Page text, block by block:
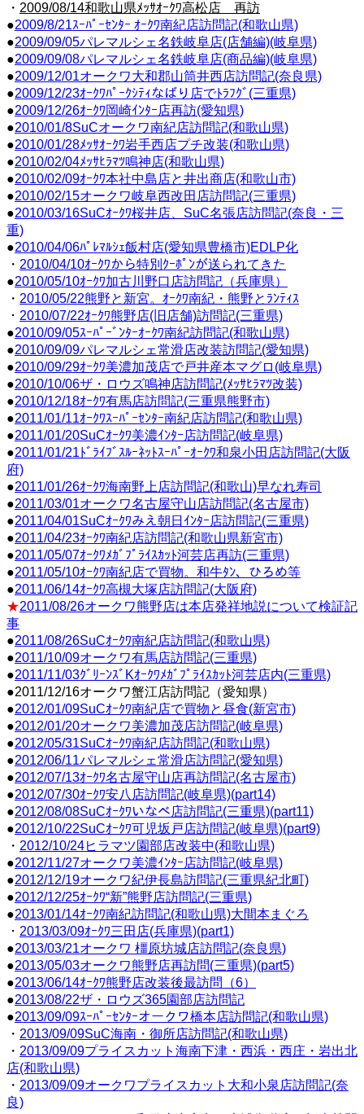
・ 2009/08/14和歌山県ﾒｯｻｵｰｸﾜ高松店 再訪
●2009/8/21ｽｰﾊﾟｰｾﾝﾀｰ ｵｰｸﾜ南紀店訪問記(和歌山県)
●2009/09/05パレマルシェ名鉄岐阜店(店舗編)(岐阜県)
●2009/09/08パレマルシェ名鉄岐阜店(商品編)(岐阜県)
●2009/12/01オークワ大和郡山筒井西店訪問記(奈良県)
●2009/12/23ｵｰｸﾜﾊﾟｰｸｼﾃｨなばり店でﾄﾗﾌｸﾞ(三重県)
●2009/12/26ｵｰｸﾜ岡崎ｲﾝﾀｰ店再訪(愛知県)
●2010/01/8SuCオークワ南紀店訪問記(和歌山県)
●2010/01/28ﾒｯｻｵｰｸﾜ岩手西店プチ改装(和歌山県)
●2010/02/04ﾒｯｻﾋﾗﾏﾂ鳴神店(和歌山県)
●2010/02/09ｵｰｸﾜ本社中島店と井出商店(和歌山市)
●2010/02/15オークワ岐阜西改田店訪問記(三重県)
●2010/03/16SuCｵｰｸﾜ桜井店、SuC名張店訪問記(奈良・三
重)
●2010/04/06ﾊﾟﾚﾏﾙｼｪ飯村店(愛知県豊橋市)EDLP化
・ 2010/04/10ｵｰｸﾜから特別ｸｰﾎﾟﾝが送られてきた
●2010/05/10ｵｰｸﾜ加古川野口店訪問記（兵庫県）
・ 2010/05/22熊野と新宮。ｵｰｸﾜ南紀・熊野とﾗﾝﾃｨｽ
・ 2010/07/22ｵｰｸﾜ熊野店(旧店舗)訪問記(三重県)
●2010/09/05ｽｰﾊﾟｰﾞﾝﾀｰｵｰｸﾜ南紀訪問記(和歌山県)
●2010/09/09パレマルシェ常滑店改装訪問記(愛知県)
●2010/09/29ｵｰｸﾜ美濃加茂店で戸井産本マグロ(岐阜県)
●2010/10/06ザ・ロウズ鳴神店訪問記(ﾒｯｻﾋﾗﾏﾂ改装)
●2010/12/18ｵｰｸﾜ有馬店訪問記(三重県熊野市)
●2011/01/11ｵｰｸﾜｽｰﾊﾟｰｾﾝﾀｰ南紀店訪問記(和歌山県)
●2011/01/20SuCｵｰｸﾜ美濃ｲﾝﾀｰ店訪問記(岐阜県)
●2011/01/21ﾄﾞﾗｲﾌﾞｽﾙｰﾈｯﾄｽｰﾊﾟｰｵｰｸﾜ和泉小田店訪問記(大阪
府)
●2011/01/26ｵｰｸﾜ海南野上店訪問記(和歌山)早なれ寿司
●2011/03/01オークワ名古屋守山店訪問記(名古屋市)
●2011/04/01SuCｵｰｸﾜみえ朝日ｲﾝﾀｰ店訪問記(三重県)
●2011/04/23ｵｰｸﾜ南紀店訪問記(和歌山県新宮市)
●2011/05/07ｵｰｸﾜﾒｶﾞﾌﾟﾗｲｽｶｯﾄ河芸店再訪(三重県)
●2011/05/10ｵｰｸﾜ南紀店で買物。和牛ﾀﾝ、ひろめ等
●2011/06/14ｵｰｸﾜ高槻大塚店訪問記(大阪府)
★2011/08/26オークワ熊野店は本店発祥地説について検証記
事
●2011/08/26SuCｵｰｸﾜ南紀店訪問記(和歌山県)
●2011/10/09オークワ有馬店訪問記(三重県)
●2011/11/03ｸﾞﾘｰﾝｽﾞKｵｰｸﾜﾒｶﾞﾌﾟﾗｲｽｶｯﾄ河芸店内(三重県)
●2011/12/16オークワ蟹江店訪問記（愛知県）
●2012/01/09SuCｵｰｸﾜ南紀店で買物と昼食(新宮市)
●2012/01/20オークワ美濃加茂店訪問記(岐阜県)
●2012/05/31SuCｵｰｸﾜ南紀店訪問記(和歌山県)
●2012/06/11パレマルシェ常滑店訪問記(愛知県)
●2012/07/13ｵｰｸﾜ名古屋守山店再訪問記(名古屋市)
●2012/07/30ｵｰｸﾜ安八店訪問記(岐阜県)(part14)
●2012/08/08SuCｵｰｸﾜいなべ店訪問記(三重県)(part11)
●2012/10/22SuCｵｰｸﾜ可児坂戸店訪問記(岐阜県)(part9)
・ 2012/10/24ヒラマツ園部店改装中(和歌山県)
●2012/11/27オークワ美濃ｲﾝﾀｰ店訪問記(岐阜県)
●2012/12/19オークワ紀伊長島訪問記(三重県紀北町)
●2012/12/25ｵｰｸﾜ“新”熊野店訪問記(三重県)
●2013/01/14ｵｰｸﾜ南紀訪問記(和歌山県)大間本まぐろ
・ 2013/03/09ｵｰｸﾜ三田店(兵庫県)(part1)
●2013/03/21オークワ 橿原坊城店訪問記(奈良県)
●2013/05/03オークワ熊野店再訪問(三重県)(part5)
●2013/06/14ｵｰｸﾜ熊野店改装後最訪問（6）
●2013/08/22ザ・ロウズ365園部店訪問記
●2013/09/09ｽｰﾊﾟｰｾﾝﾀｰオークワ橋本店訪問記(和歌山県)
・ 2013/09/09SuC海南・御所店訪問記(和歌山県)
・ 2013/09/09プライスカット海南下津・西浜・西庄・岩出北
店(和歌山県)
・ 2013/09/09オークワプライスカット大和小泉店訪問記(奈
良)